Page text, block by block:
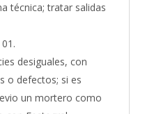
técnica; tratar salidas
desiguales, con
o defectos; si es
un mortero como